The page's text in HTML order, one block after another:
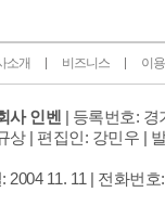
소개 비즈니스 이
사 인벤 | 등록번호: 경
상 | 편집인: 강민우 |
2004 11. 11 | 전화번호